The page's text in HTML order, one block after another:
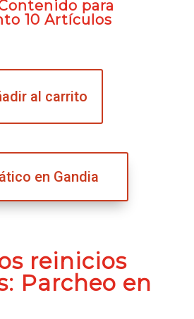
para
10 Artículos
al carrito
en Gandia
reinicios
Parcheo en